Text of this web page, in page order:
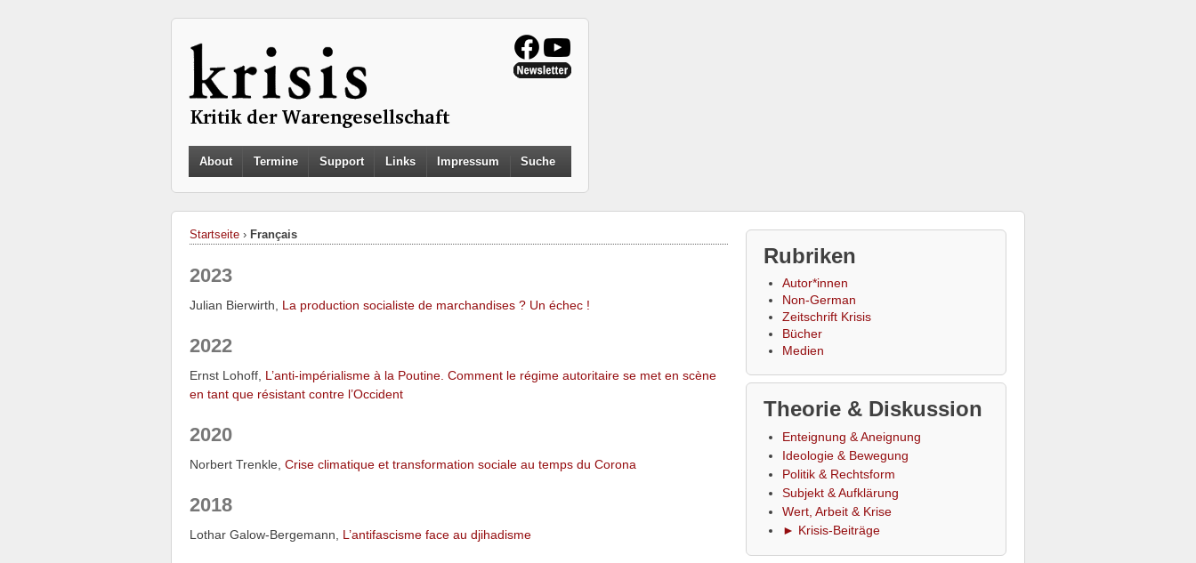
About Termine Support Links Impressum Suche
Startseite › Français
2023
Julian Bierwirth, La production socialiste de marchandises ? Un échec !
2022
Ernst Lohoff, L’anti-impérialisme à la Poutine. Comment le régime autoritaire se met en scène
en tant que résistant contre l’Occident
2020
Norbert Trenkle, Crise climatique et transformation sociale au temps du Corona
2018
Lothar Galow-Bergemann, L’antifascisme face au djihadisme
Rubriken
Autor*innen
Non-German
Zeitschrift Krisis
Bücher
Medien
Theorie & Diskussion
Enteignung & Aneignung
Ideologie & Bewegung
Politik & Rechtsform
Subjekt & Aufklärung
Wert, Arbeit & Krise
► Krisis-Beiträge